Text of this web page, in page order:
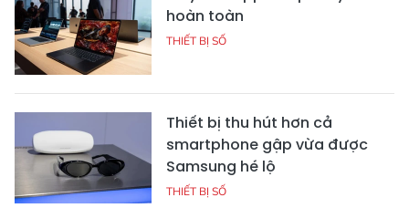
hoàn toàn
THIẾT BỊ SỐ
Thiết bị thu hút hơn cả
smartphone gập vừa được
Samsung hé lộ
THIẾT BỊ SỐ